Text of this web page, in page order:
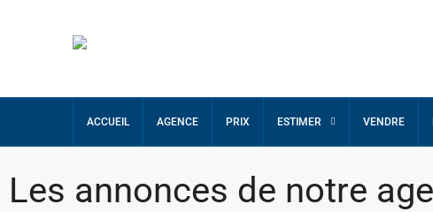
ACCUEIL AGENCE PRIX ESTIMER VENDRE
Les annonces de notre